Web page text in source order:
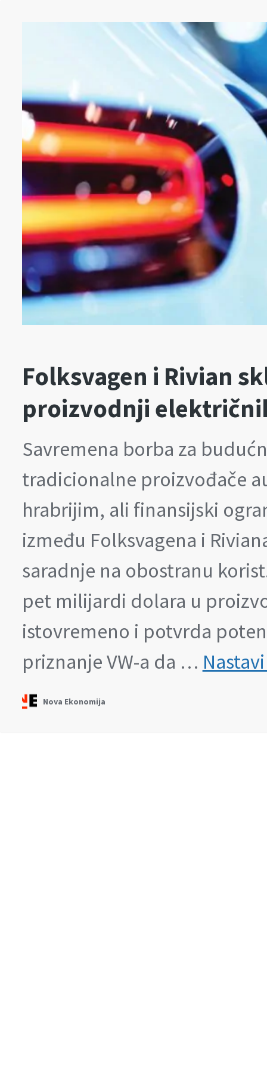
Folksvagen i Rivian
proizvodnji
Savremena borba za
tradicionalne proizvođače
hrabrijim, ali finansijski
između Folksvagena i
saradnje na obostranu
pet milijardi dolara u
istovremeno i potvrda
priznanje VW-a da …
Nova Ekonomija